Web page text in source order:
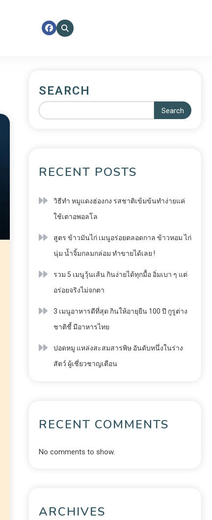
SEARCH
Search
RECENT POSTS
วิธีทำ หมูแดงฮ่องกง รสชาติเข้มข้นทำง่ายแค่
ใช้เตาอพอลโล
สูตร ข้าวมันไก่ เมนูอร่อยตลอดกาล ข้าวหอม ไก่
นุ่ม น้ำจิ้มกลมกล่อม ทำขายได้เลย !
รวม 5 เมนูวุ้นเส้น กินง่ายได้ทุกมื้อ อิ่มเบา ๆ แต่
อร่อยจริงไม่จกตา
3 เมนูอาหารดีที่สุด กินให้อายุยืน 100 ปี กูรูต่าง
ชาติชี้ มีอาหารไทย
ปอดหมู แหล่งสะสมสารพิษ อันดับหนึ่งในร่าง
สัตว์ ผู้เชี่ยวชาญเตือน
RECENT COMMENTS
No comments to show.
ARCHIVES